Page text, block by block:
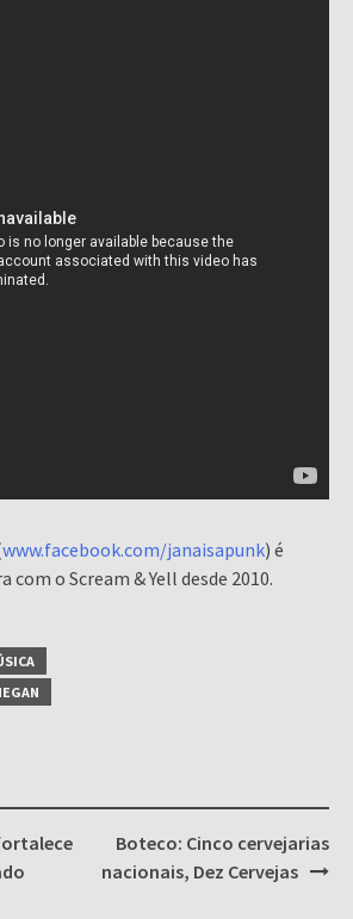
www.facebook.com/janaisapunk) é
o Scream & Yell desde 2010.
Boteco: Cinco cervejarias
nacionais, Dez Cervejas